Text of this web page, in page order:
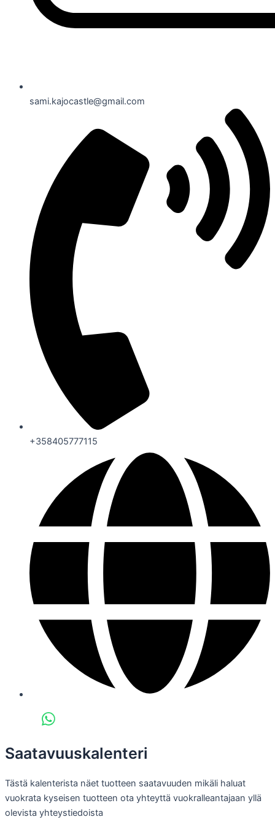
sami.kajocastle@gmail.com
+358405777115
Saatavuuskalenteri
Tästä kalenterista näet tuotteen saatavuuden mikäli haluat
vuokrata kyseisen tuotteen ota yhteyttä vuokralleantajaan yllä
olevista yhteystiedoista